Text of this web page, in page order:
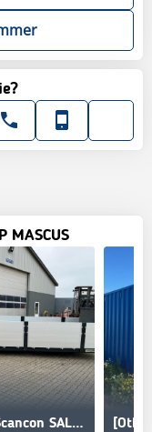
MASCUS
[Other] Scancon SAL6212 - 6200 mm stykgods lad